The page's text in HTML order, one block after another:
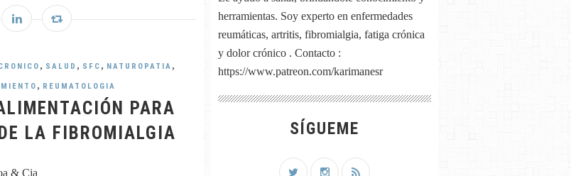
, SALUD , SFC , NATUROPATIA ,
, REUMATOLOGIA
PARA
LA FIBROMIALGIA
& Cia
herramientas. Soy experto en enfermedades
reumáticas, artritis, fibromialgia, fatiga crónica
y dolor crónico . Contacto :
https://www.patreon.com/karimanesr
SÍGUEME